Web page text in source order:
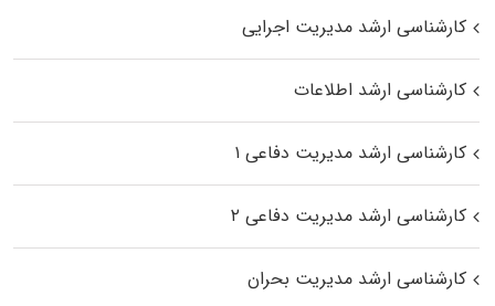
کارشناسی ارشد مدیریت اجرایی
کارشناسی ارشد اطلاعات
کارشناسی ارشد مدیریت دفاعی ۱
کارشناسی ارشد مدیریت دفاعی ۲
کارشناسی ارشد مدیریت بحران